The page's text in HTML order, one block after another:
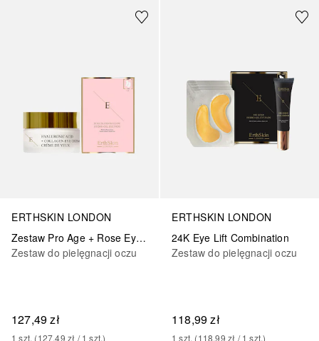
ERTHSKIN LONDON
Zestaw Pro Age + Rose Eye Set
Zestaw do pielęgnacji oczu
127,49 zł
1 szt. (127,49 zł / 1 szt.)
ERTHSKIN LONDON
24K Eye Lift Combination
Zestaw do pielęgnacji oczu
118,99 zł
1 szt. (118,99 zł / 1 szt.)